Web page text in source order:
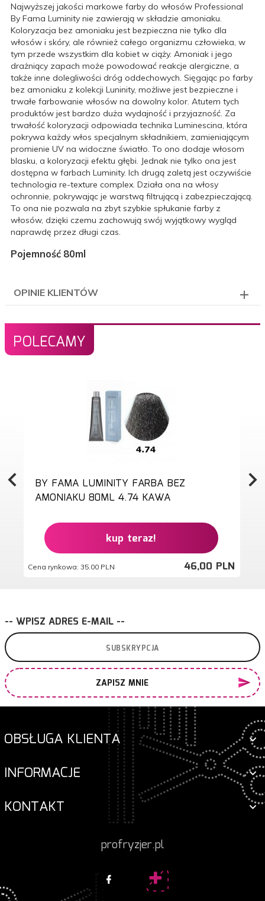
Najwyższej jakości markowe farby do włosów Professional
By Fama Luminity nie zawierają w składzie amoniaku.
Koloryzacja bez amoniaku jest bezpieczna nie tylko dla
włosów i skóry, ale również całego organizmu człowieka, w
tym przede wszystkim dla kobiet w ciąży. Amoniak i jego
drażniący zapach może powodować reakcje alergiczne, a
także inne dolegliwości dróg oddechowych. Sięgając po farby
bez amoniaku z kolekcji Luninity, możliwe jest bezpieczne i
trwałe farbowanie włosów na dowolny kolor. Atutem tych
produktów jest bardzo duża wydajność i przyjazność. Za
trwałość koloryzacji odpowiada technika Luminescina, która
pokrywa każdy włos specjalnym składnikiem, zamieniającym
promienie UV na widoczne światło. To ono dodaje włosom
blasku, a koloryzacji efektu głębi. Jednak nie tylko ona jest
dostępna w farbach Luminity. Ich drugą zaletą jest oczywiście
technologia re-texture complex. Działa ona na włosy
ochronnie, pokrywając je warstwą filtrującą i zabezpieczającą.
To ona nie pozwala na zbyt szybkie spłukanie farby z
włosów, dzięki czemu zachowują swój wyjątkowy wygląd
naprawdę przez długi czas.
Pojemność 80ml
OPINIE KLIENTÓW
POLECAMY
BY FAMA LUMINITY FARBA BEZ
AMONIAKU 80ML 4.74 KAWA
kup teraz!
46,00 PLN
Cena rynkowa: 35.00 PLN
-- WPISZ ADRES E-MAIL --
ZAPISZ MNIE
OBSŁUGA KLIENTA
INFORMACJE
KONTAKT
profryzjer.pl